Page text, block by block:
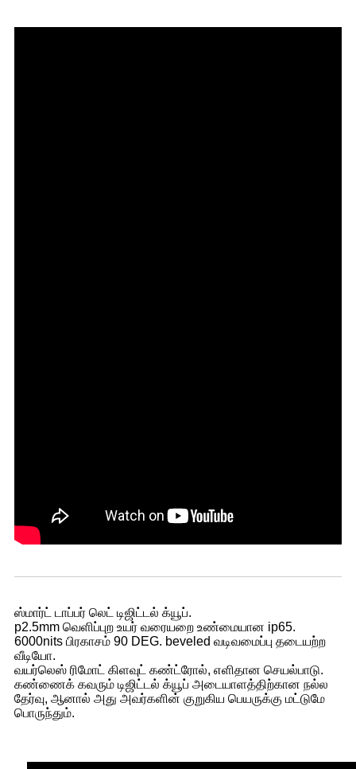
ஸ்மார்ட் டாப்பர் லெட் டிஜிட்டல் க்யூப்.
p2.5mm வெளிப்புற உயர் வரையறை உண்மையான ip65.
6000nits பிரகாசம் 90 DEG. beveled வடிவமைப்பு தடையற்ற
வீடியோ.
வயர்லெஸ் ரிமோட் கிளவுட் கண்ட்ரோல், எளிதான செயல்பாடு.
கண்ணைக் கவரும் டிஜிட்டல் க்யூப் அடையாளத்திற்கான நல்ல
தேர்வு, ஆனால் அது அவர்களின் குறுகிய பெயருக்கு மட்டுமே
பொருந்தும்.